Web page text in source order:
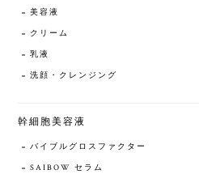
美容液
クリーム
乳液
洗顔・クレンジング
幹細胞美容液
バイブルグロスファクター
SAIBOW セラム